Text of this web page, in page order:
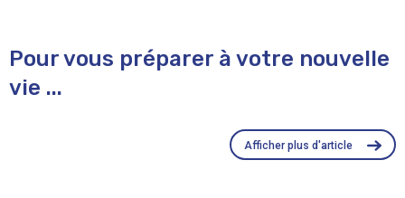
Pour vous préparer à votre nouvelle
vie ...
Afficher plus d'article